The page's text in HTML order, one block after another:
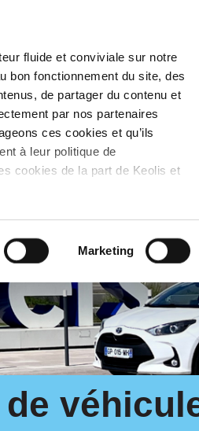
fluide et conviviale sur notre
bon fonctionnement du site, des
de partager du contenu et
par nos partenaires
ces cookies et qu’ils
à leur politique de
cookies de la part de Keolis et
Marketing
Contact